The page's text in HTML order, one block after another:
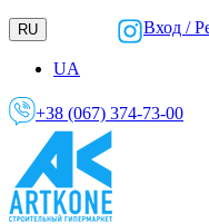
RU
UA
Вход /
+38 (067) 374-73-00